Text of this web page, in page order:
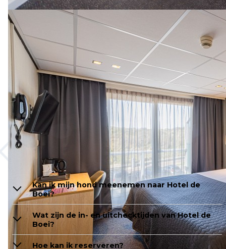
meter van het strand en aan de gezellige
winkelstraat van het voormalige vissersplaatsje.
Ideaal dus voor een heerlijk verblijf aan de
Noordzeekust.
Vragen over
arrangementen - Hotel
de Boei
Kan ik mijn hond meenemen naar Hotel de
Boei?
Wat zijn de in- en uitchecktijden van Hotel de
Boei?
Hoe kan ik reserveren?